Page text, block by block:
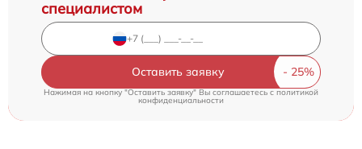
специалистом
Оставить заявку
Нажимая на кнопку "Оставить заявку" Вы соглашаетесь cполитикой
конфиденциальности